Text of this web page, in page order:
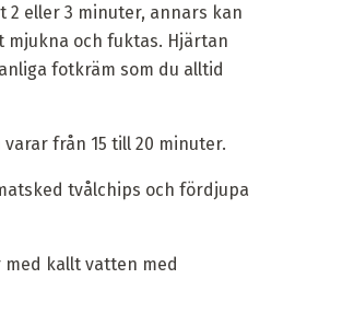
2 eller 3 minuter, annars kan
och fuktas. Hjärtan
fotkräm som du alltid
från 15 till 20 minuter.
tvålchips och fördjupa
kallt vatten med